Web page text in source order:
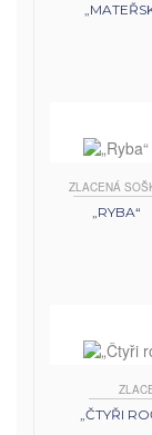
ZLACENÁ
„RYBA“
„ČTYŘI